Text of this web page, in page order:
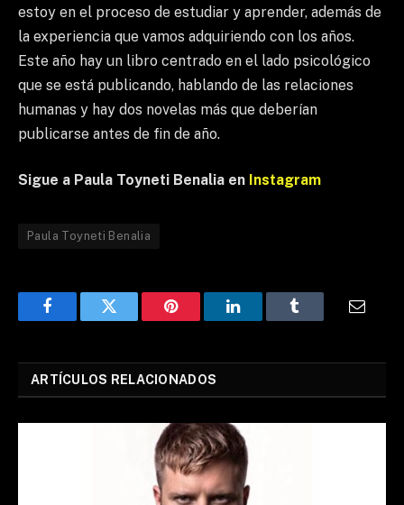
estoy en el proceso de estudiar y aprender, además de
la experiencia que vamos adquiriendo con los años.
Este año hay un libro centrado en el lado psicológico
que se está publicando, hablando de las relaciones
humanas y hay dos novelas más que deberían
publicarse antes de fin de año.
Sigue a Paula Toyneti Benalia en Instagram
Paula Toyneti Benalia
FacebookTwitter Pinterest LinkedInTumblr
ARTÍCULOS RELACIONADOS